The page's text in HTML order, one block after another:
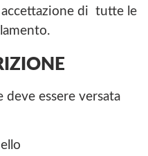
accettazione di tutte le
deve essere versata